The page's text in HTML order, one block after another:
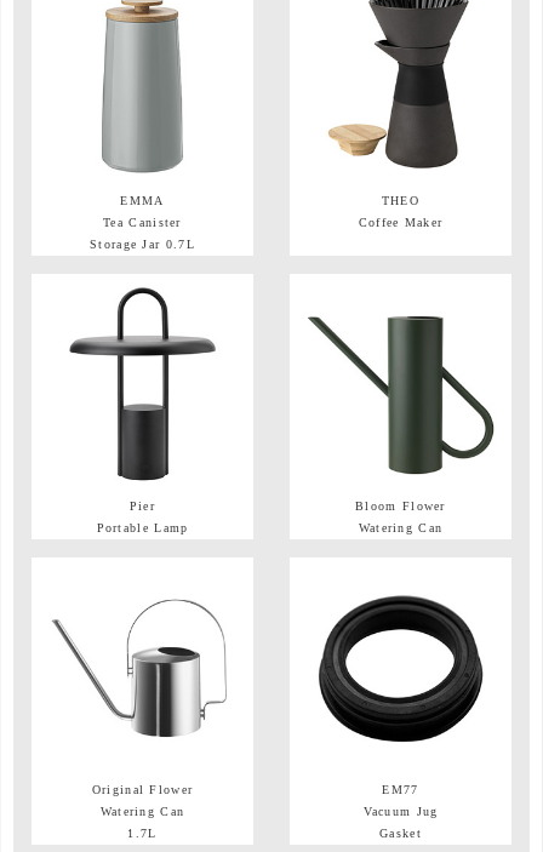
EMMA
Tea Canister
Storage Jar 0.7L
THEO
Coffee Maker
Pier
Portable Lamp
Bloom Flower
Watering Can
Original Flower
Watering Can
1.7L
EM77
Vacuum Jug
Gasket